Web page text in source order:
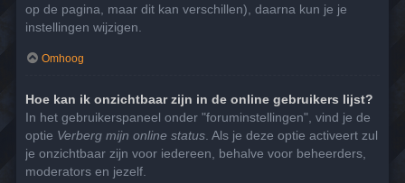
op de pagina, maar dit kan verschillen), daarna kun je je
instellingen wijzigen.
Omhoog
Hoe kan ik onzichtbaar zijn in de online gebruikers lijst?
In het gebruikerspaneel onder "foruminstellingen", vind je de
optie Verberg mijn online status . Als je deze optie activeert zul
je onzichtbaar zijn voor iedereen, behalve voor beheerders,
moderators en jezelf.